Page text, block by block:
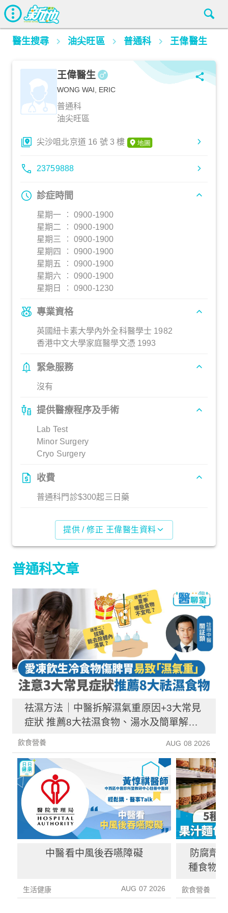
醫生搜尋 油尖旺區 普通科 王偉醫生
王偉醫生
WONG WAI, ERIC
普通科
油尖旺區
尖沙咀北京道 16 號 3 樓
23759888
診症時間
星期一 ︰ 0900-1900
星期二 ︰ 0900-1900
星期三 ︰ 0900-1900
星期四 ︰ 0900-1900
星期五 ︰ 0900-1900
星期六 ︰ 0900-1900
星期日 ︰ 0900-1230
專業資格
英國紐卡素大學內外全科醫學士 1982
香港中文大學家庭醫學文憑 1993
緊急服務
沒有
提供醫療程序及手術
Lab Test
Minor Surgery
Cryo Surgery
收費
普通科門診$300起三日藥
提供 / 修正 王偉醫生資料
普通科文章
祛濕方法｜中醫拆解濕氣重原因+3大常見
症狀 推薦8大祛濕食物、湯水及簡單解決
方法！
飲食營養 AUG 08 2026
中醫看中風後吞嚥障礙
生活健康 AUG 07 2026
防腐劑
種食物
飲食營養